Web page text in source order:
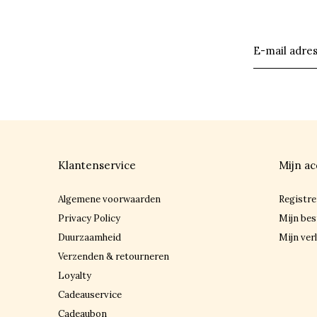
Klantenservice
Algemene voorwaarden
Privacy Policy
Duurzaamheid
Verzenden & retourneren
Loyalty
Cadeauservice
Cadeaubon
Mijn
Mijn
Mijn